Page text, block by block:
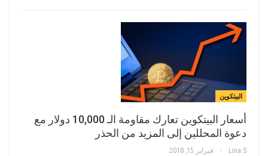
البيتكوين
أسعار البيتكوين تعارك مقاومة الـ 10,000 دولار مع
دعوة المحللين إلى المزيد من الحذر
Lina.s فبراير 15, 2018